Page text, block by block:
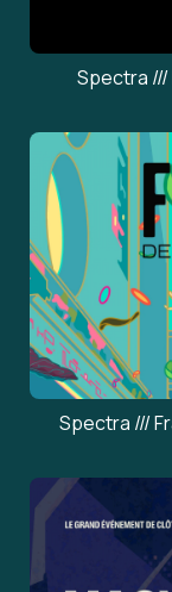
Spectra ///
Spectra ///